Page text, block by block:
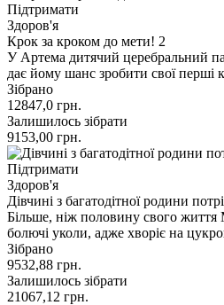
Підтримати
Здоров'я
Крок за кроком до мети! 2
У Артема дитячий церебральний
дає йому шанс зробити свої перші
Зібрано
12847,0 грн.
Залишилось зібрати
9153,00 грн.
Підтримати
Здоров'я
Дівчині з багатодітної родини
Більше, ніж половину свого
болючі уколи, адже хворіє на
Зібрано
9532,88 грн.
Залишилось зібрати
21067,12 грн.